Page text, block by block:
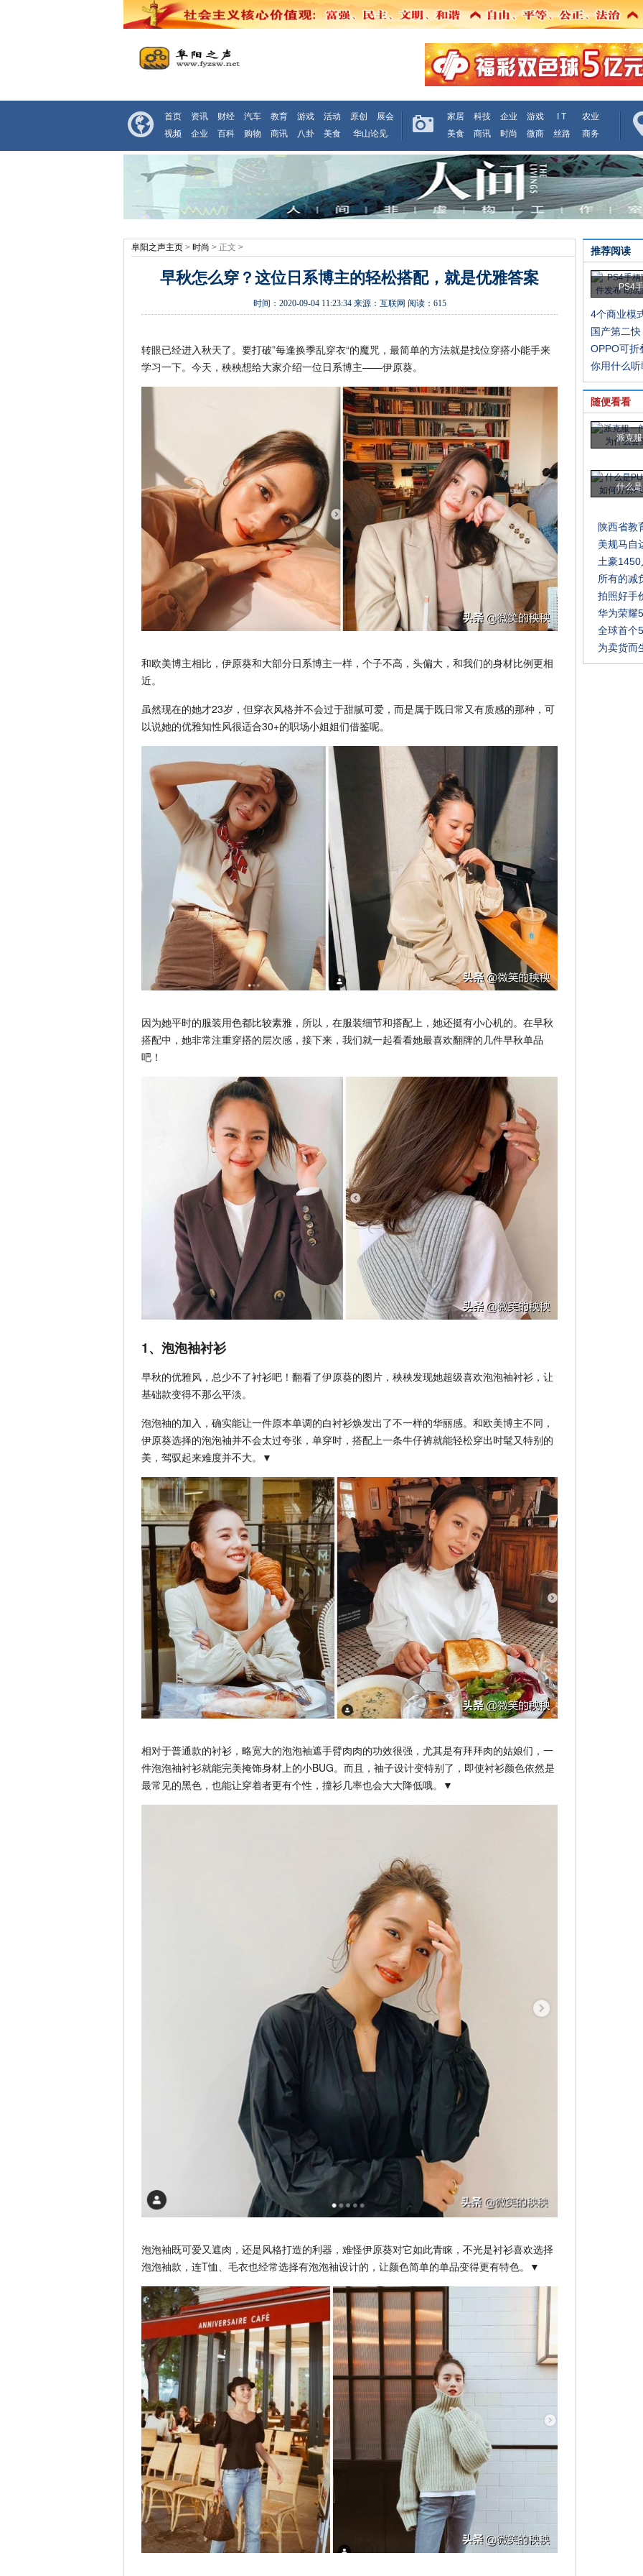
首页 资讯 财经 汽车 教育 游戏 活动 原创
展会
视频
企业 百科 购物 商讯 八卦 美食 华山论见
家居 科技 企业 游戏 I T
农业
美食
商讯 时尚 微商 丝路 商务
阜阳之声主页 > 时尚 > 正文 >
早秋怎么穿？这位日系博主的轻松搭配，就是优雅答案
时间： 2020-09-04 11:23:34来源： 互联网 阅读：615
转眼已经进入秋天了。要打破”每逢换季乱穿衣“的魔咒，最简单的方法就是找位穿搭小能手来
学习一下。今天，秧秧想给大家介绍一位日系博主——伊原葵。
和欧美博主相比，伊原葵和大部分日系博主一样，个子不高，头偏大，和我们的身材比例更相
近。
虽然现在的她才23岁，但穿衣风格并不会过于甜腻可爱，而是属于既日常又有质感的那种，可
以说她的优雅知性风很适合30+的职场小姐姐们借鉴呢。
因为她平时的服装用色都比较素雅，所以，在服装细节和搭配上，她还挺有小心机的。在早秋
搭配中，她非常注重穿搭的层次感，接下来，我们就一起看看她最喜欢翻牌的几件早秋单品
吧！
1、泡泡袖衬衫
早秋的优雅风，总少不了衬衫吧！翻看了伊原葵的图片，秧秧发现她超级喜欢泡泡袖衬衫，让
基础款变得不那么平淡。
泡泡袖的加入，确实能让一件原本单调的白衬衫焕发出了不一样的华丽感。和欧美博主不同，
伊原葵选择的泡泡袖并不会太过夸张，单穿时，搭配上一条牛仔裤就能轻松穿出时髦又特别的
美，驾驭起来难度并不大。▼
相对于普通款的衬衫，略宽大的泡泡袖遮手臂肉肉的功效很强，尤其是有拜拜肉的姑娘们，一
件泡泡袖衬衫就能完美掩饰身材上的小BUG。而且，袖子设计变特别了，即使衬衫颜色依然是
最常见的黑色，也能让穿着者更有个性，撞衫几率也会大大降低哦。▼
泡泡袖既可爱又遮肉，还是风格打造的利器，难怪伊原葵对它如此青睐，不光是衬衫喜欢选择
泡泡袖款，连T恤、毛衣也经常选择有泡泡袖设计的，让颜色简单的单品变得更有特色。▼
推荐阅读
PS4
4个商业模
国产第二
OPPO可折
你用什么
随便看看
派克
什么
陕西省教
美规马自
土豪
所有的减
拍照好手
华为荣耀
全球首个
为卖货而